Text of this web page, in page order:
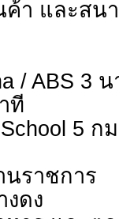
า และสน
/ ABS 3
ที
5 ก
นราชการ
งดง